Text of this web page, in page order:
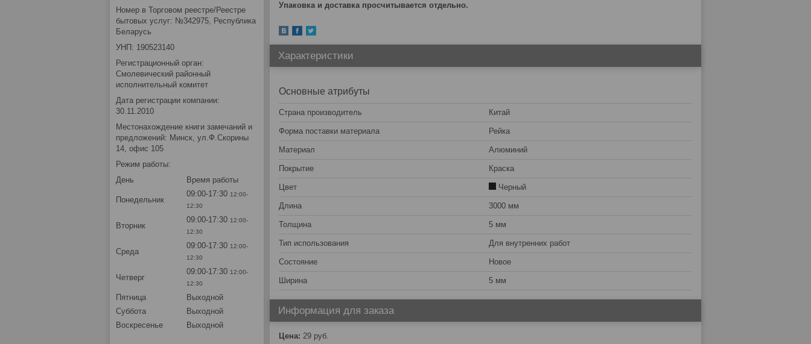
Упаковка и доставка просчитывается отдельно.
Характеристики
Основные атрибуты
Страна производитель Китай
Форма поставки материала Рейка
Материал Алюминий
Покрытие Краска
Цвет Черный
Длина 3000 мм
Толщина 5 мм
Тип использования Для внутренних работ
Состояние Новое
Ширина 5 мм
Информация для заказа
Цена: 29 руб.
Номер в Торговом реестре/Реестре
бытовых услуг: №342975, Республика
Беларусь
УНП: 190523140
Регистрационный орган:
Смолевический районный
исполнительный комитет
Дата регистрации компании:
30.11.2010
Местонахождение книги замечаний и
предложений: Минск, ул.Ф.Скорины
14, офис 105
Режим работы:
День
Время работы
Понедельник
09:00-17:30 12:00-
12:30
Вторник
09:00-17:30 12:00-
12:30
Среда
09:00-17:30 12:00-
12:30
Четверг
09:00-17:30 12:00-
12:30
Пятница
Выходной
Суббота
Выходной
Воскресенье
Выходной